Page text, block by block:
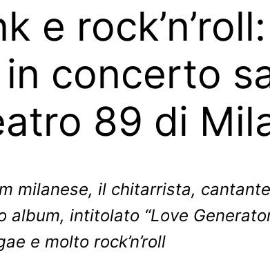
e
concerto
89 di
milanese, il chitarrista,
album, intitolato “Love
e molto rock’n’roll